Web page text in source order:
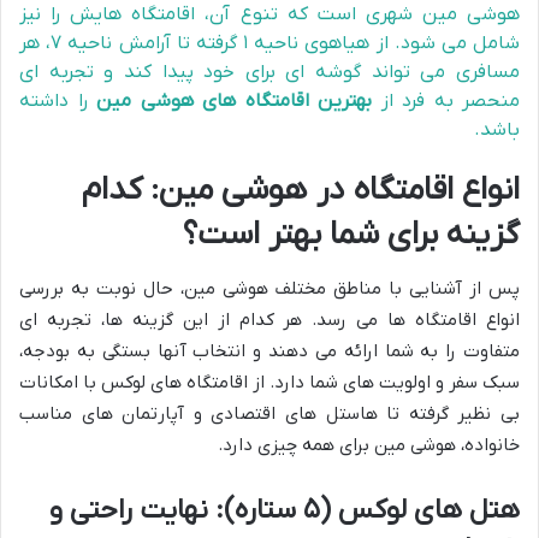
هوشی مین شهری است که تنوع آن، اقامتگاه هایش را نیز
شامل می شود. از هیاهوی ناحیه ۱ گرفته تا آرامش ناحیه ۷، هر
مسافری می تواند گوشه ای برای خود پیدا کند و تجربه ای
منحصر به فرد از بهترین اقامتگاه های هوشی مین را داشته
باشد.
انواع اقامتگاه در هوشی مین: کدام
گزینه برای شما بهتر است؟
پس از آشنایی با مناطق مختلف هوشی مین، حال نوبت به بررسی
انواع اقامتگاه ها می رسد. هر کدام از این گزینه ها، تجربه ای
متفاوت را به شما ارائه می دهند و انتخاب آنها بستگی به بودجه،
سبک سفر و اولویت های شما دارد. از اقامتگاه های لوکس با امکانات
بی نظیر گرفته تا هاستل های اقتصادی و آپارتمان های مناسب
خانواده، هوشی مین برای همه چیزی دارد.
هتل های لوکس (۵ ستاره): نهایت راحتی و